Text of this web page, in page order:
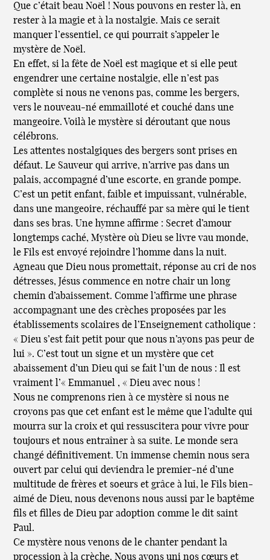
Que c’était beau Noël ! Nous pouvons en rester là, en
rester à la magie et à la nostalgie. Mais ce serait
manquer l’essentiel, ce qui pourrait s’appeler le
mystère de Noël.
En effet, si la fête de Noël est magique et si elle peut
engendrer une certaine nostalgie, elle n’est pas
complète si nous ne venons pas, comme les bergers,
vers le nouveau-né emmailloté et couché dans une
mangeoire. Voilà le mystère si déroutant que nous
célébrons.
Les attentes nostalgiques des bergers sont prises en
défaut. Le Sauveur qui arrive, n’arrive pas dans un
palais, accompagné d’une escorte, en grande pompe.
C’est un petit enfant, faible et impuissant, vulnérable,
dans une mangeoire, réchauffé par sa mère qui le tient
dans ses bras. Une hymne affirme : Secret d’amour
longtemps caché, Mystère où Dieu se livre vau monde,
le Fils est envoyé rejoindre l’homme dans la nuit.
Agneau que Dieu nous promettait, réponse au cri de nos
détresses, Jésus commence en notre chair un long
chemin d’abaissement. Comme l’affirme une phrase
accompagnant une des crèches proposées par les
établissements scolaires de l’Enseignement catholique :
« Dieu s’est fait petit pour que nous n’ayons pas peur de
lui ». C’est tout un signe et un mystère que cet
abaissement d’un Dieu qui se fait l’un de nous : Il est
vraiment l’« Emmanuel , « Dieu avec nous !
Nous ne comprenons rien à ce mystère si nous ne
croyons pas que cet enfant est le même que l’adulte qui
mourra sur la croix et qui ressuscitera pour vivre pour
toujours et nous entraîner à sa suite. Le monde sera
changé définitivement. Un immense chemin nous sera
ouvert par celui qui deviendra le premier-né d’une
multitude de frères et soeurs et grâce à lui, le Fils bien-
aimé de Dieu, nous devenons nous aussi par le baptême
fils et filles de Dieu par adoption comme le dit saint
Paul.
Ce mystère nous venons de le chanter pendant la
procession à la crèche. Nous avons uni nos cœurs et